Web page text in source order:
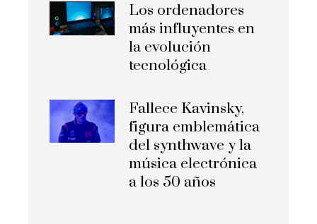
Los ordenadores
más influyentes en
la evolución
tecnológica
Fallece Kavinsky,
figura emblemática
del synthwave y la
música electrónica
a los 50 años